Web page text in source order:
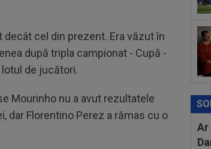
decât cel din prezent. Era văzut în
după tripla campionat - Cupă -
lotul de jucători.
Mourinho nu a avut rezultatele
dar Florentino Perez a rămas cu o
Ar